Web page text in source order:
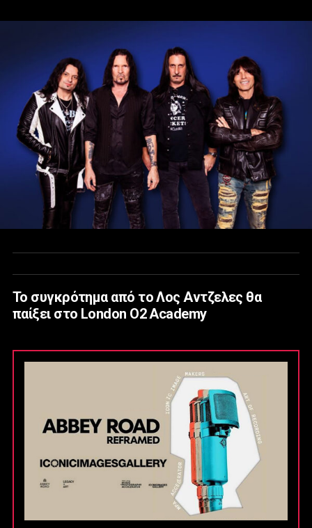
Το συγκρότημα από το Λος Αντζελες θα
παίξει στο London O2 Academy